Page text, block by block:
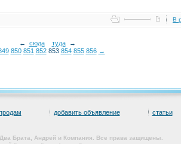
В
← сюда туда→
850 851 852 853 854 855 856 →
добавить объявление статьи
Брата, Андрей и Компания. Все права защищены.